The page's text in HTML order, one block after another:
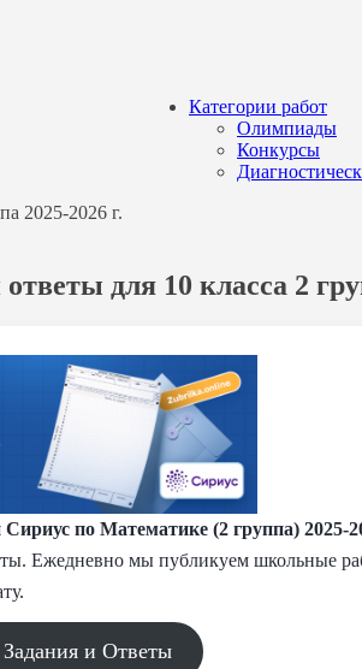
Категории работ
Олимпиады
Конкурсы
2025-2026 г.
для 10 класса 2
по Математике (2 группа) 2025-
Ежедневно мы публикуем школьные
и Ответы